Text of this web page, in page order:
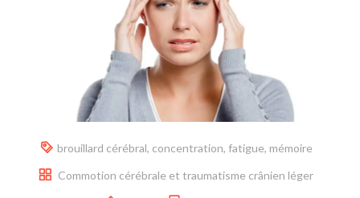
brouillard cérébral, concentration, fatigue, mémoire
Commotion cérébrale et traumatisme crânien léger